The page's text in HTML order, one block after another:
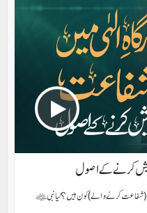
کرنے کے اصول
کرنے والے) کون ہیں؟ کیا نبی ﷺ